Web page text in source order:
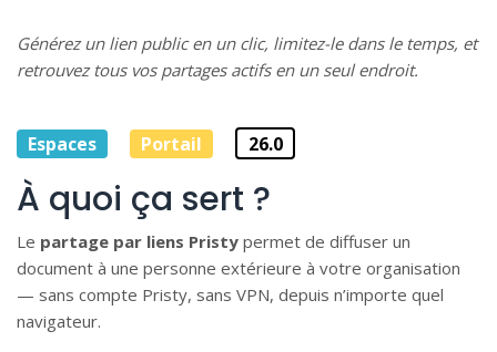
Générez un lien public en un clic, limitez-le dans le temps, et
retrouvez tous vos partages actifs en un seul endroit.
Espaces Portail 26.0
À quoi ça sert ?
Le partage par liens Pristy permet de diffuser un
document à une personne extérieure à votre organisation
— sans compte Pristy, sans VPN, depuis n’importe quel
navigateur.